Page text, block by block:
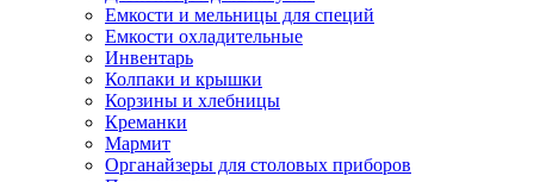
Емкости и мельницы для специй
Емкости охладительные
Инвентарь
Колпаки и крышки
Корзины и хлебницы
Креманки
Мармит
Органайзеры для столовых приборов